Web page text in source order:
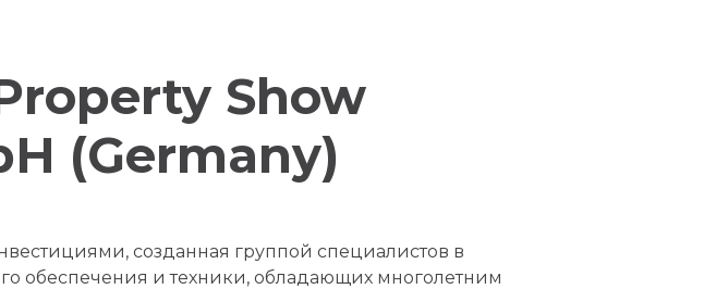
Show
(Germany)
созданная группой специалистов в
обеспечения и техники, обладающих многолетним